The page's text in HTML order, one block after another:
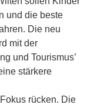
und die beste
Die neu
mit der
und Tourismus’
stärkere
rücken. Die